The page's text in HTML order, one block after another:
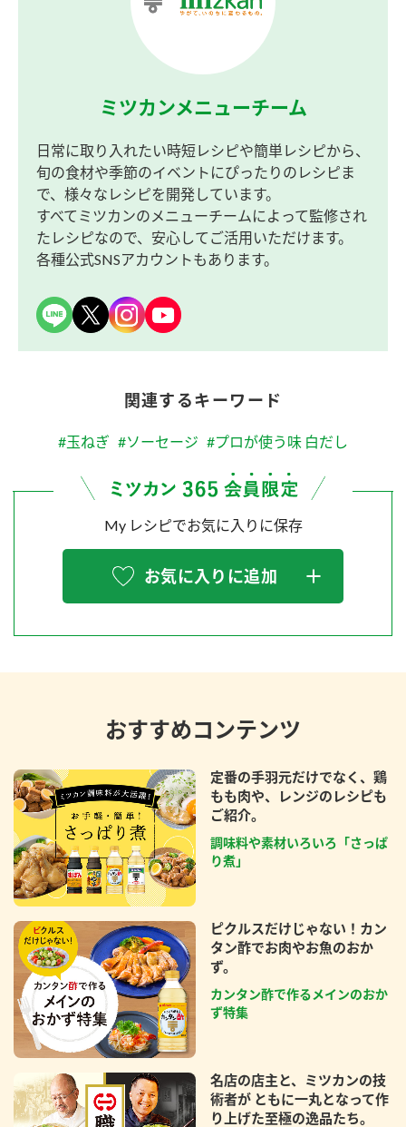
ミツカンメニューチーム
日常に取り入れたい時短レシピや簡単レシピから、
旬の食材や季節のイベントにぴったりのレシピま
で、様々なレシピを開発しています。
すべてミツカンのメニューチームによって監修され
たレシピなので、安心してご活用いただけます。
各種公式SNSアカウントもあります。
関連するキーワード
#玉ねぎ #ソーセージ #プロが使う味 白だし
My レシピでお気に入りに保存
お気に入りに追加
おすすめコンテンツ
定番の手羽元だけでなく、鶏
もも肉や、レンジのレシピも
ご紹介。
調味料や素材いろいろ「さっぱ
り煮」
ピクルスだけじゃない！カン
タン酢でお肉やお魚のおか
ず。
カンタン酢で作るメインのおか
ず特集
名店の店主と、ミツカンの技
術者が ともに一丸となって作
り上げた至極の逸品たち。